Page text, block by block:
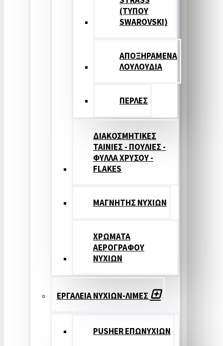
(ΤΥΠΟΥ
SWAROVSKI)
ΑΠΟΞΗΡΑΜΕΝΑ
ΛΟΥΛΟΥΔΙΑ
ΠΕΡΛΕΣ
ΔΙΑΚΟΣΜΗΤΙΚΕΣ
ΤΑΙΝΙΕΣ - ΠΟΥΛΙΕΣ -
ΦΥΛΛΑ ΧΡΥΣΟΥ -
FLAKES
ΜΑΓΝΗΤΗΣ ΝΥΧΙΩΝ
ΧΡΩΜΑΤΑ
ΑΕΡΟΓΡΑΦΟΥ
ΝΥΧΙΩΝ
ΕΡΓΑΛΕΙΑ ΝΥΧΙΩΝ-ΛΙΜΕΣ
PUSHER ΕΠΩΝΥΧΙΩΝ